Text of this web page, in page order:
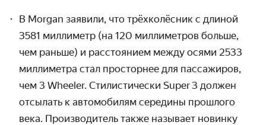
В Morgan заявили, что трёхколёсник с длиной
3581 миллиметр (на 120 миллиметров больше,
чем раньше) и расстоянием между осями 2533
миллиметра стал просторнее для пассажиров,
чем 3 Wheeler. Стилистически Super 3 должен
отсылать к автомобилям середины прошлого
века. Производитель также называет новинку